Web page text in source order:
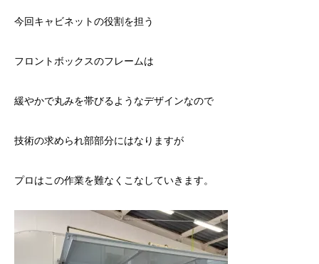
今回キャビネットの役割を担う
フロントボックスのフレームは
緩やかで丸みを帯びるようなデザインなので
技術の求められ部部分にはなりますが
プロはこの作業を難なくこなしていきます。